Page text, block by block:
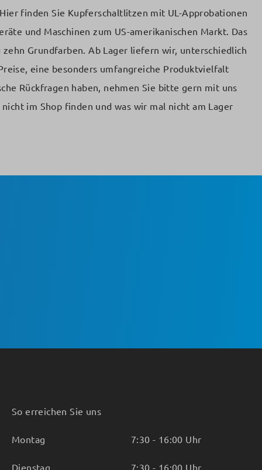
finden Sie Kupferschaltlitzen mit UL-Approbationen
und Maschinen zum US-amerikanischen Markt. Das
Grundfarben. Ab Lager liefern wir, unterschiedlich
eine besonders umfangreiche Produktvielfalt
Rückfragen haben, nehmen Sie bitte gern mit uns
im Shop finden und was wir mal nicht am Lager
So erreichen Sie uns
Montag 7:30 - 16:00 Uhr
Dienstag 7:30 - 16:00 Uhr